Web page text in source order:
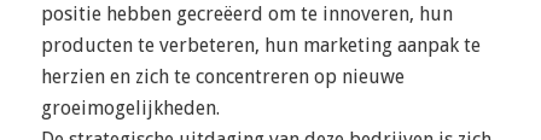
positie hebben gecreëerd om te innoveren, hun
producten te verbeteren, hun marketing aanpak te
herzien en zich te concentreren op nieuwe
groeimogelijkheden.